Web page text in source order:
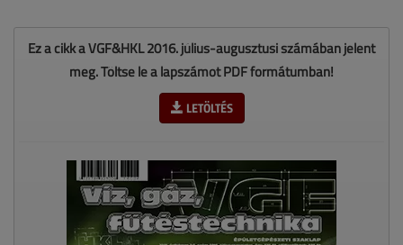
Ez a cikk a VGF&HKL 2016. július-augusztusi számában jelent
meg. Töltse le a lapszámot PDF formátumban!
LETÖLTÉS